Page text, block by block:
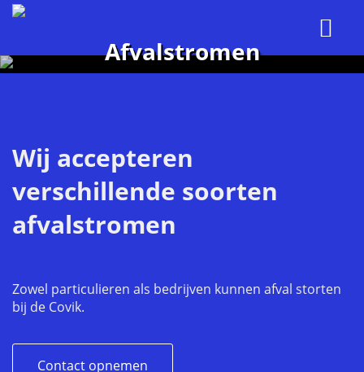
Afvalstromen
Wij accepteren
verschillende soorten
afvalstromen
Zowel particulieren als bedrijven kunnen afval storten
bij de Covik.
Contact opnemen